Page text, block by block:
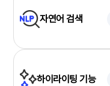
자연어 검색
하이라이팅 기능